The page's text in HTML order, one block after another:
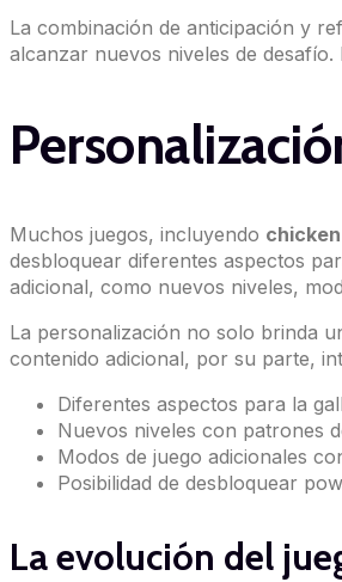
La combinación de anticipación y
alcanzar nuevos niveles de
Muchos juegos, incluyendo
desbloquear diferentes aspectos
adicional, como nuevos niveles,
La personalización no solo brinda
contenido adicional, por su parte,
Diferentes aspectos para la
Nuevos niveles con patrones
Modos de juego adicionales
Posibilidad de desbloquear
La evolución del